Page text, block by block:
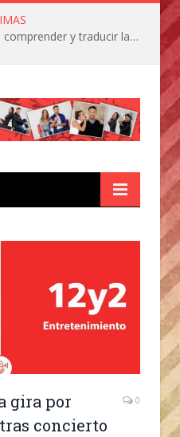
La IA está acercándonos a comprender y traducir las vocalizaciones y comportamientos de nuestras mascotas
gira por
concierto
0